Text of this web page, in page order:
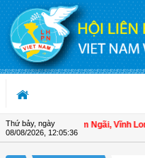
Truy cập nội dung luôn
Thứ bảy, ngày
08/08/2026, 12:05:37
LHPN xã Tam Ngãi, Vĩnh Long